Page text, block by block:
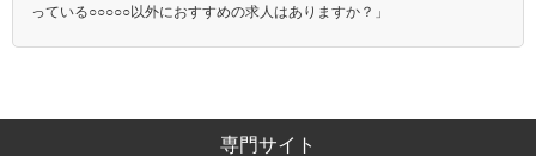
っている○○○○○以外におすすめの求人はありますか？」
専門サイト